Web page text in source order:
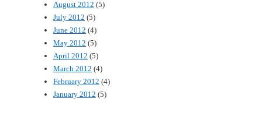
August 2012 (5)
July 2012 (5)
June 2012 (4)
May 2012 (5)
April 2012 (5)
March 2012 (4)
February 2012 (4)
January 2012 (5)